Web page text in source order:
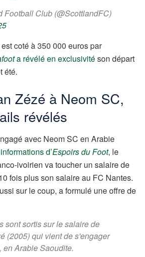
Club (@ScottlandFC)
coté à 350 000 euros par
a révélé en exclusivitéson départ
été.
Zézé à Neom SC,
révélés
avec Neom SC en Arabie
d’Espoirs du Foot, le
ivoirien va toucher un salaire de
fois plus son salaire au FC Nantes.
sur le coup, a formulé une offre de
sont sortis sur le salaire de
(2005) qui vient de s'engager
en Arabie Saoudite.